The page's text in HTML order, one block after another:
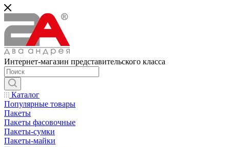
Интернет-магазин представительского класса
Каталог
Популярные товары
Пакеты
Пакеты фасовочные
Пакеты-сумки
Пакеты-майки